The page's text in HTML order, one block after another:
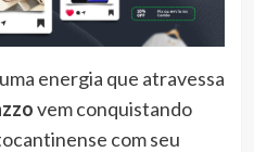
energia que atravessa
vem conquistando
com seu